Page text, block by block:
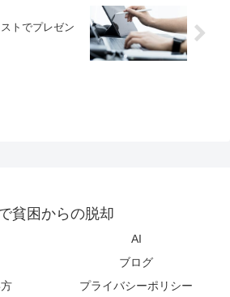
トでプレゼン
貧困からの脱却
AI
ブログ
プライバシーポリシー